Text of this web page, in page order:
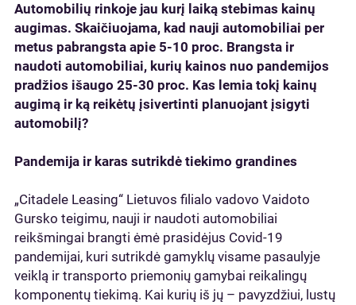
Automobilių rinkoje jau kurį laiką stebimas kainų
augimas. Skaičiuojama, kad nauji automobiliai per
metus pabrangsta apie 5-10 proc. Brangsta ir
naudoti automobiliai, kurių kainos nuo pandemijos
pradžios išaugo 25-30 proc. Kas lemia tokį kainų
augimą ir ką reikėtų įsivertinti planuojant įsigyti
automobilį?
Pandemija ir karas sutrikdė tiekimo grandines
„Citadele Leasing“ Lietuvos filialo vadovo Vaidoto
Gursko teigimu, nauji ir naudoti automobiliai
reikšmingai brangti ėmė prasidėjus Covid-19
pandemijai, kuri sutrikdė gamyklų visame pasaulyje
veiklą ir transporto priemonių gamybai reikalingų
komponentų tiekimą. Kai kurių iš jų – pavyzdžiui, lustų